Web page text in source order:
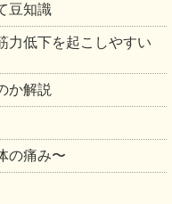
豆知識
力低下を起こしやすい
か解説
の痛み〜